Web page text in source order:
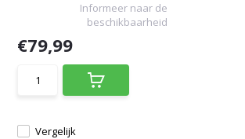
Vergelijk
Informeer naar de
beschikbaarheid
€79,99